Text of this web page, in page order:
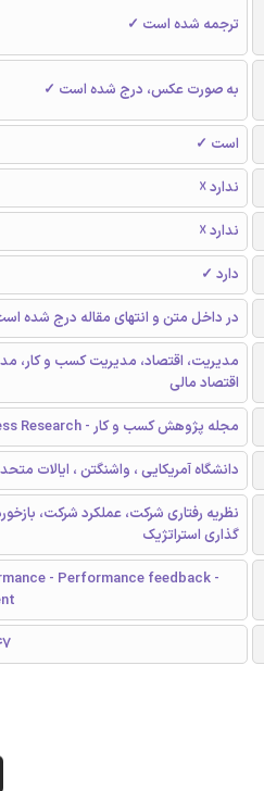
ترجمه شده است ✓
به صورت عکس، درج شده است ✓
است ✓
ندارد ☓
ندارد ☓
دارد ✓
در داخل متن و انتهای مقاله درج شده
مدیریت، اقتصاد، مدیریت کسب و کار،
اقتصاد مالی
مجله پژوهش کسب و کار - Journal of Business Research
دانشگاه آمریکایی ، واشنگتن ، ایالات
نظریه رفتاری شرکت، عملکرد شرکت،
گذاری استراتژیک
- Performance feedback -